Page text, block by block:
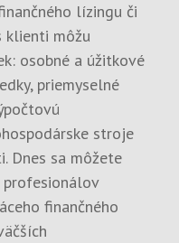
lízingu či
klienti môžu
osobné a úžitkové
priemyselné
stroje
Dnes sa môžete
finančného